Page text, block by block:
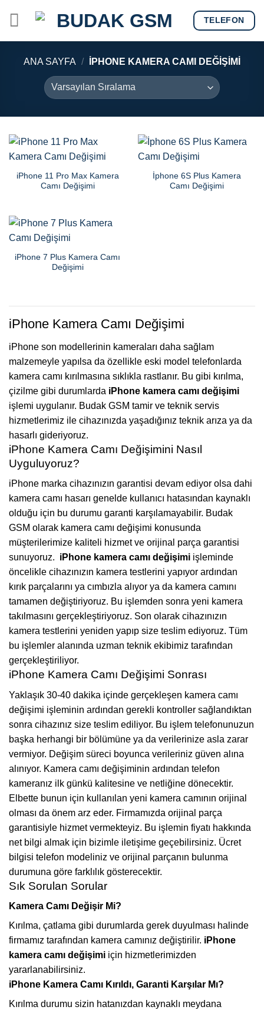
TELEFON
ANA SAYFA / IPHONE KAMERA CAMI DEĞIŞIMI
iPhone 11 Pro Max Kamera
Camı Değişimi
İphone 6S Plus Kamera
Camı Değişimi
iPhone 7 Plus Kamera Camı
Değişimi
iPhone Kamera Camı Değişimi
iPhone son modellerinin kameraları daha sağlam
malzemeyle yapılsa da özellikle eski model telefonlarda
kamera camı kırılmasına sıklıkla rastlanır. Bu gibi kırılma,
çizilme gibi durumlarda iPhone kamera camı değişimi
işlemi uygulanır. Budak GSM tamir ve teknik servis
hizmetlerimiz ile cihazınızda yaşadığınız teknik arıza ya da
hasarlı gideriyoruz.
iPhone Kamera Camı Değişimini Nasıl
Uyguluyoruz?
iPhone marka cihazınızın garantisi devam ediyor olsa dahi
kamera camı hasarı genelde kullanıcı hatasından kaynaklı
olduğu için bu durumu garanti karşılamayabilir. Budak
GSM olarak kamera camı değişimi konusunda
müşterilerimize kaliteli hizmet ve orijinal parça garantisi
sunuyoruz. iPhone kamera camı değişimi işleminde
öncelikle cihazınızın kamera testlerini yapıyor ardından
kırık parçalarını ya cımbızla alıyor ya da kamera camını
tamamen değiştiriyoruz. Bu işlemden sonra yeni kamera
takılmasını gerçekleştiriyoruz. Son olarak cihazınızın
kamera testlerini yeniden yapıp size teslim ediyoruz. Tüm
bu işlemler alanında uzman teknik ekibimiz tarafından
gerçekleştiriliyor.
iPhone Kamera Camı Değişimi Sonrası
Yaklaşık 30-40 dakika içinde gerçekleşen kamera camı
değişimi işleminin ardından gerekli kontroller sağlandıktan
sonra cihazınız size teslim ediliyor. Bu işlem telefonunuzun
başka herhangi bir bölümüne ya da verilerinize asla zarar
vermiyor. Değişim süreci boyunca verileriniz güven alına
alınıyor. Kamera camı değişiminin ardından telefon
kameranız ilk günkü kalitesine ve netliğine dönecektir.
Elbette bunun için kullanılan yeni kamera camının orijinal
olması da önem arz eder. Firmamızda orijinal parça
garantisiyle hizmet vermekteyiz. Bu işlemin fiyatı hakkında
net bilgi almak için bizimle iletişime geçebilirsiniz. Ücret
bilgisi telefon modeliniz ve orijinal parçanın bulunma
durumuna göre farklılık gösterecektir.
Sık Sorulan Sorular
Kamera Camı Değişir Mi?
Kırılma, çatlama gibi durumlarda gerek duyulması halinde
firmamız tarafından kamera camınız değiştirilir. iPhone
kamera camı değişimi için hizmetlerimizden
yararlanabilirsiniz.
iPhone Kamera Camı Kırıldı, Garanti Karşılar Mı?
Kırılma durumu sizin hatanızdan kaynaklı meydana